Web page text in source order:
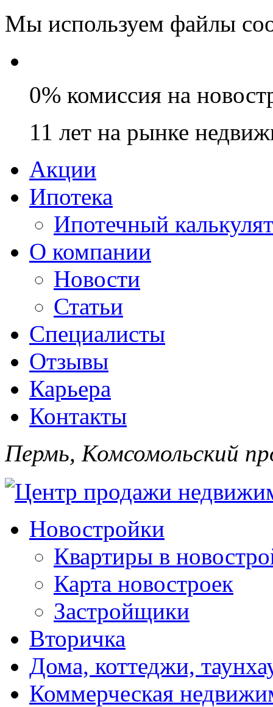
Мы используем файлы
0% комиссия на
11 лет на рынке
Акции
Ипотека
Ипотечный
О компании
Новости
Статьи
Специалисты
Отзывы
Карьера
Контакты
Пермь, Комсомольский
Новостройки
Квартиры в
Карта новостроек
Застройщики
Вторичка
Дома, коттеджи,
Коммерческая